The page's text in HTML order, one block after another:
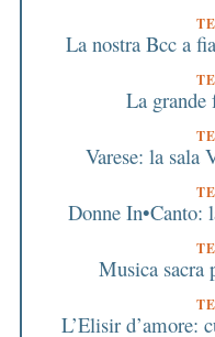
La nostra Bcc a
La grande
Varese: la sala
Donne In•Canto:
Musica sacra
L’Elisir d’amore: